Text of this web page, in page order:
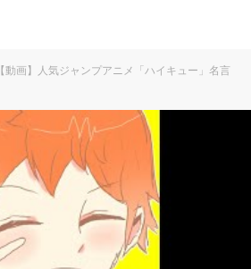
【動画】人気ジャンプアニメ「ハイキュー」名言